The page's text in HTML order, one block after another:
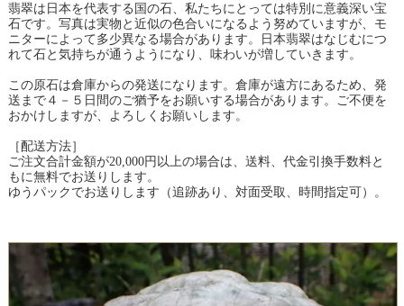
翡翠は日本を代表する国の石、私たちにとっては特別に意義深い宝
石です。写真は実物と近似の色合いになるよう努めていますが、モ
ニターによって多少異なる場合があります。日本翡翠はなじむにつ
れて石と気持ちが通うようになり、味わいが増していきます。
この原石は倉庫からの発送になります。倉庫が遠方にあるため、発
送まで４－５日間のご猶予をお願いする場合があります。ご不便を
おかけしますが、よろしくお願いします。
［配送方法］
ご注文合計金額が20,000円以上の場合は、送料、代金引換手数料と
もに無料でお送りします。
ゆうパックでお送りします（追跡あり、対面受取、時間指定可）。